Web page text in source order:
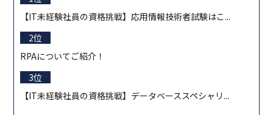
【IT未経験社員の資格挑戦】応用情報技術者試験はこ...
RPAについてご紹介！
【IT未経験社員の資格挑戦】データベーススペシャリ...